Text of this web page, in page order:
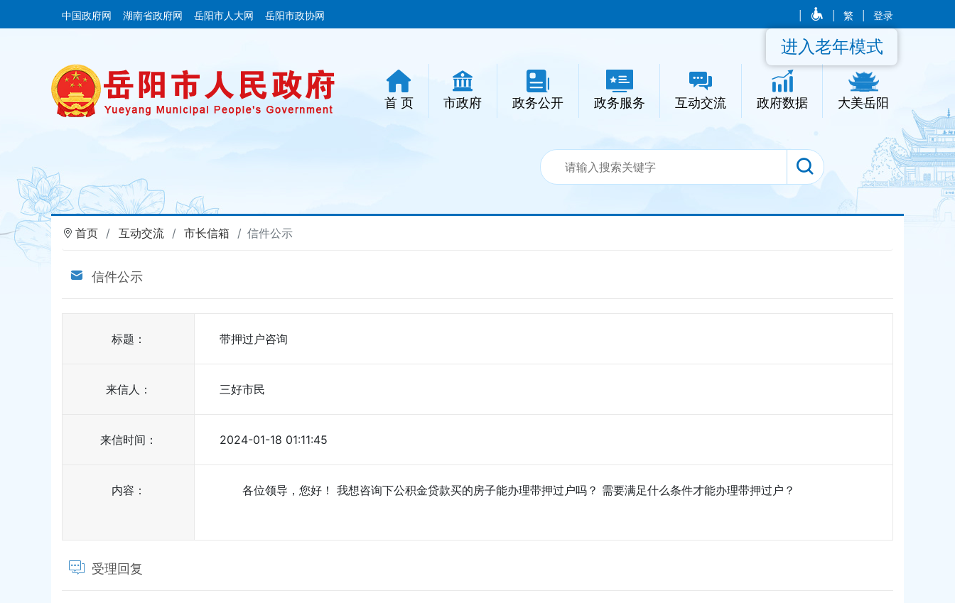
中国政府网 湖南省政府网 岳阳市人大网 岳阳市政协网 繁 登录
首 页 市政府 政务公开 政务服务 互动交流 政府数据 大美岳阳
进入老年模式
首页 互动交流 市长信箱 信件公示
信件公示
标题： 带押过户咨询
来信人： 三好市民
来信时间： 2024-01-18 01:11:45
内容： 各位领导，您好！ 我想咨询下公积金贷款买的房子能办理带押过户吗？ 需要满足什么条件才能办理带押过户？
受理回复